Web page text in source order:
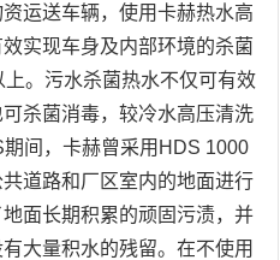
运送车辆，使用卡赫热水高
实现车身及内部环境的杀菌
。污水杀菌热水不仅可有效
杀菌消毒，较冷水高压清洗
间，卡赫曾采用HDS 1000
道路和厂区室内的地面进行
面长期积累的顽固污渍，并
大量积水的残留。在不使用